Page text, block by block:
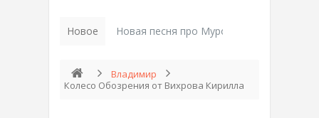
Новое Новая песня про Муром: «Былинный
Владимир
Колесо Обозрения от Вихрова Кирилла